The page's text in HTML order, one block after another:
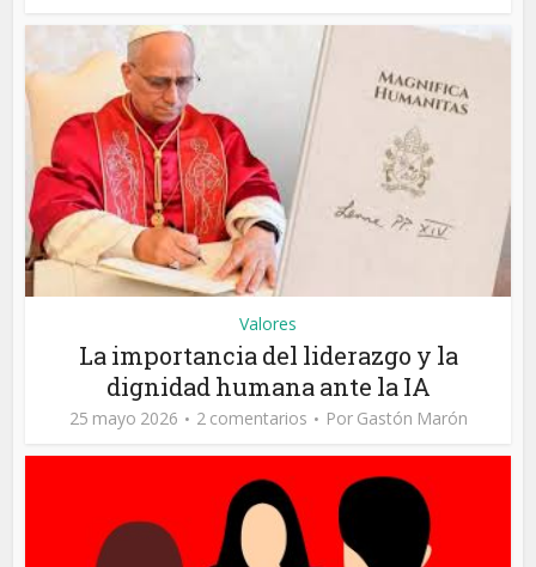
Valores
La importancia del liderazgo y la
dignidad humana ante la IA
25 mayo 2026 2 comentarios Por Gastón Marón